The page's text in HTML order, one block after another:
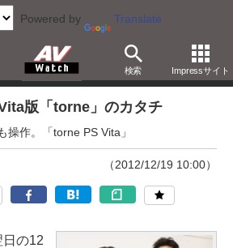
Powered by Translate
検索 Impressサイト
版「torne」のカタチ
操作。「torne PS Vita」
（2012/12/19 10:00）
の12